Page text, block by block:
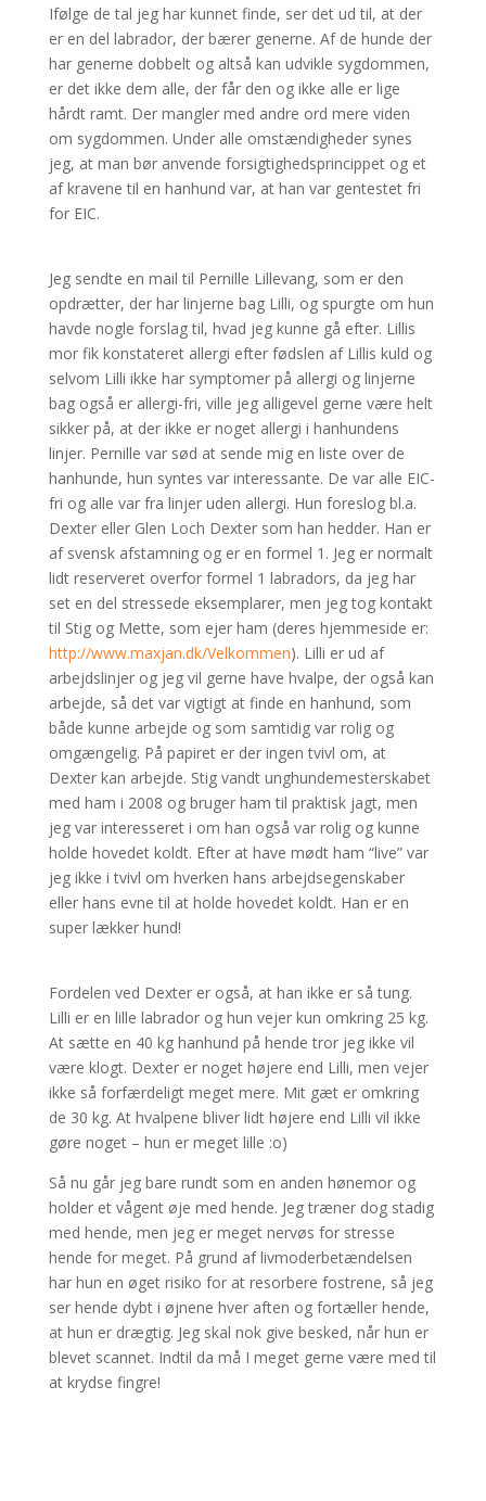
Ifølge de tal jeg har kunnet finde, ser det ud til, at der
er en del labrador, der bærer generne. Af de hunde der
har generne dobbelt og altså kan udvikle sygdommen,
er det ikke dem alle, der får den og ikke alle er lige
hårdt ramt. Der mangler med andre ord mere viden
om sygdommen. Under alle omstændigheder synes
jeg, at man bør anvende forsigtighedsprincippet og et
af kravene til en hanhund var, at han var gentestet fri
for EIC.
Jeg sendte en mail til Pernille Lillevang, som er den
opdrætter, der har linjerne bag Lilli, og spurgte om hun
havde nogle forslag til, hvad jeg kunne gå efter. Lillis
mor fik konstateret allergi efter fødslen af Lillis kuld og
selvom Lilli ikke har symptomer på allergi og linjerne
bag også er allergi-fri, ville jeg alligevel gerne være helt
sikker på, at der ikke er noget allergi i hanhundens
linjer. Pernille var sød at sende mig en liste over de
hanhunde, hun syntes var interessante. De var alle EIC-
fri og alle var fra linjer uden allergi. Hun foreslog bl.a.
Dexter eller Glen Loch Dexter som han hedder. Han er
af svensk afstamning og er en formel 1. Jeg er normalt
lidt reserveret overfor formel 1 labradors, da jeg har
set en del stressede eksemplarer, men jeg tog kontakt
til Stig og Mette, som ejer ham (deres hjemmeside er:
http://www.maxjan.dk/Velkommen). Lilli er ud af
arbejdslinjer og jeg vil gerne have hvalpe, der også kan
arbejde, så det var vigtigt at finde en hanhund, som
både kunne arbejde og som samtidig var rolig og
omgængelig. På papiret er der ingen tvivl om, at
Dexter kan arbejde. Stig vandt unghundemesterskabet
med ham i 2008 og bruger ham til praktisk jagt, men
jeg var interesseret i om han også var rolig og kunne
holde hovedet koldt. Efter at have mødt ham “live” var
jeg ikke i tvivl om hverken hans arbejdsegenskaber
eller hans evne til at holde hovedet koldt. Han er en
super lækker hund!
Fordelen ved Dexter er også, at han ikke er så tung.
Lilli er en lille labrador og hun vejer kun omkring 25 kg.
At sætte en 40 kg hanhund på hende tror jeg ikke vil
være klogt. Dexter er noget højere end Lilli, men vejer
ikke så forfærdeligt meget mere. Mit gæt er omkring
de 30 kg. At hvalpene bliver lidt højere end Lilli vil ikke
gøre noget – hun er meget lille :o)
Så nu går jeg bare rundt som en anden hønemor og
holder et vågent øje med hende. Jeg træner dog stadig
med hende, men jeg er meget nervøs for stresse
hende for meget. På grund af livmoderbetændelsen
har hun en øget risiko for at resorbere fostrene, så jeg
ser hende dybt i øjnene hver aften og fortæller hende,
at hun er drægtig. Jeg skal nok give besked, når hun er
blevet scannet. Indtil da må I meget gerne være med til
at krydse fingre!